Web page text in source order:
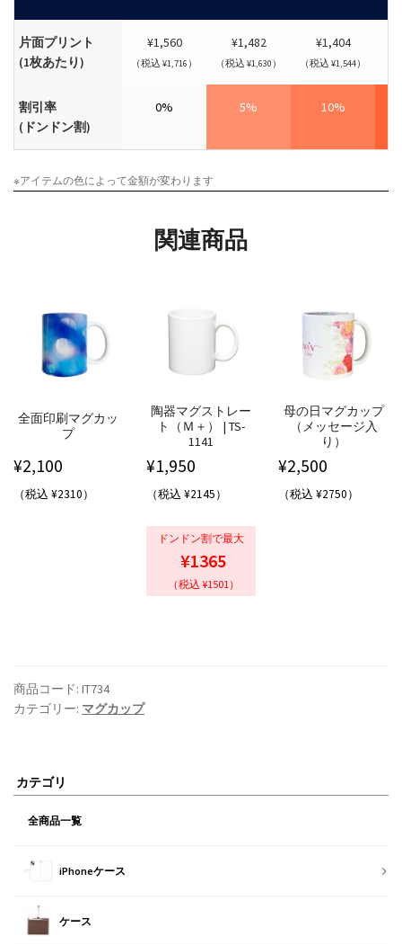
片面プリント
(1枚あたり)
¥1,560
（税込 ¥1,716）
¥1,482
（税込 ¥1,630）
¥1,404
（税込 ¥1,544）
割引率
(ドンドン割)
0% 5% 10%
※アイテムの色によって金額が変わります
関連商品
全面印刷マグカッ
プ
¥2,100
（税込 ¥2310）
陶器マグストレー
ト（Ｍ＋） | TS-
1141
¥1,950
（税込 ¥2145）
ドンドン割で最大
¥1365
（税込 ¥1501）
母の日マグカップ
（メッセージ入
り）
¥2,500
（税込 ¥2750）
商品コード: IT734
カテゴリー: マグカップ
カテゴリ
全商品一覧
iPhoneケース
ケース